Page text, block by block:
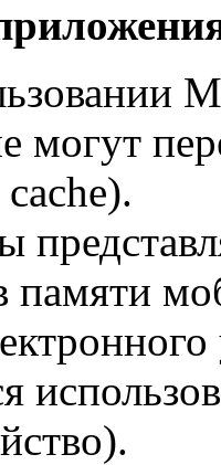
могут
памяти